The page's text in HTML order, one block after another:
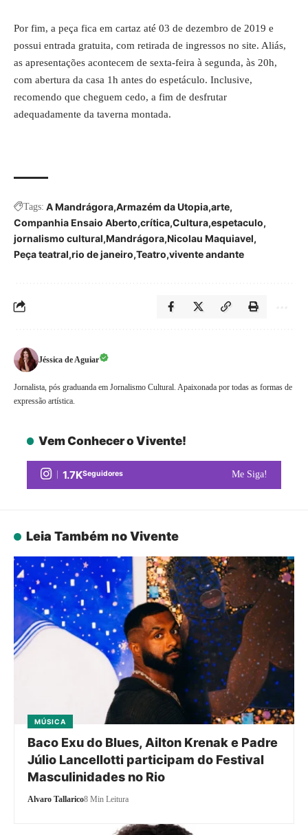
Por fim, a peça fica em cartaz até 03 de dezembro de 2019 e
possui entrada gratuita, com retirada de ingressos no site. Aliás,
as apresentações acontecem de sexta-feira à segunda, às 20h,
com abertura da casa 1h antes do espetáculo. Inclusive,
recomendo que cheguem cedo, a fim de desfrutar
adequadamente da taverna montada.
Tags: A Mandrágora Armazém da Utopia arte
Companhia Ensaio Aberto crítica Cultura espetaculo
jornalismo cultural Mandrágora Nicolau Maquiavel
Peça teatral rio de janeiro Teatro vivente andante
Jéssica de Aguiar
Jornalista, pós graduanda em Jornalismo Cultural. Apaixonada por todas as formas de
expressão artística.
Vem Conhecer o Vivente!
1.7KSeguidores Me Siga!
Leia Também no Vivente
MÚSICA
Baco Exu do Blues, Ailton Krenak e Padre
Júlio Lancellotti participam do Festival
Masculinidades no Rio
Alvaro Tallarico8 Min Leitura